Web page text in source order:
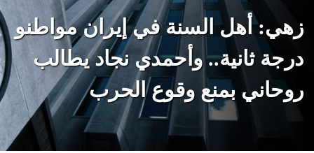
زهي: أهل السنة في إيران مواطنو
درجة ثانية.. وأحمدي نجاد يطالب
روحاني بمنع وقوع الحرب